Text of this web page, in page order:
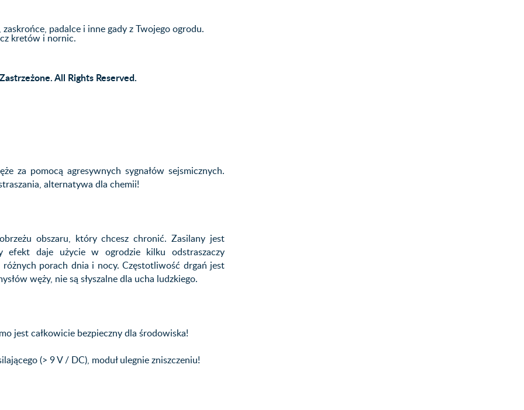
padalce i inne gady z Twojego ogrodu.
kretów i nornic.
All Rights Reserved.
za pomocą agresywnych sygnałów sejsmicznych.
alternatywa dla chemii!
obszaru, który chcesz chronić. Zasilany jest
daje użycie w ogrodzie kilku odstraszaczy
porach dnia i nocy. Częstotliwość drgań jest
węży, nie są słyszalne dla ucha ludzkiego.
jest całkowicie bezpieczny dla środowiska!
(> 9 V / DC), moduł ulegnie zniszczeniu!